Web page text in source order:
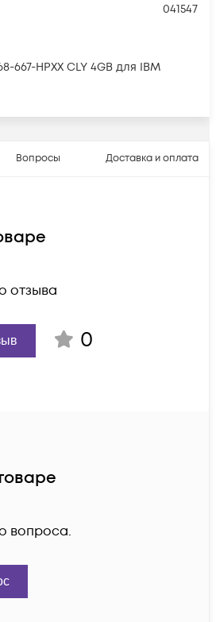
041547
667-HPXX CLY 4GB для IBM
Вопросы Доставка и оплата
отзыва
0
вопроса.